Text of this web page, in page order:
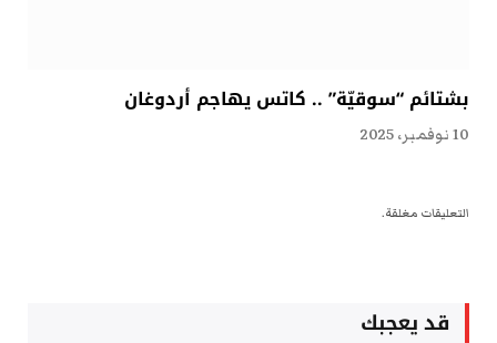
بشتائم “سوقيّة” .. كاتس يهاجم أردوغان
10 نوفمبر، 2025
التعليقات مغلقة.
قد يعجبك